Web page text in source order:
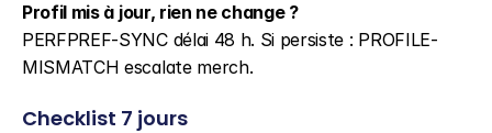
Profil mis à jour, rien ne change ?
PERFPREF-SYNC délai 48 h. Si persiste : PROFILE-
MISMATCH escalate merch.
Checklist 7 jours